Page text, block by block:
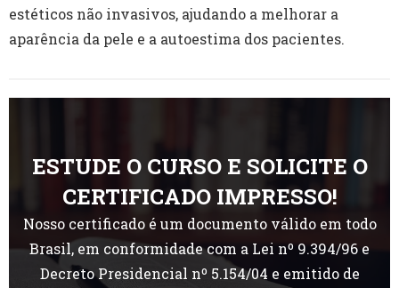
estéticos não invasivos, ajudando a melhorar a
aparência da pele e a autoestima dos pacientes.
ESTUDE O CURSO E SOLICITE O
CERTIFICADO IMPRESSO!
Nosso certificado é um documento válido em todo
Brasil, em conformidade com a Lei nº 9.394/96 e
Decreto Presidencial nº 5.154/04 e emitido de